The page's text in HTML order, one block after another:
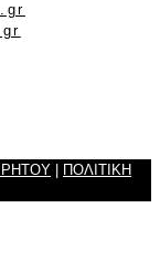
ΠΟΛΙΤΙΚΗ